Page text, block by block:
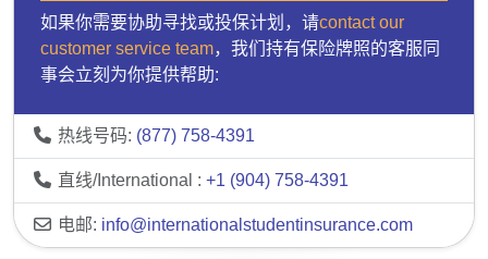
如果你需要协助寻找或投保计划，请contact our
customer service team，我们持有保险牌照的客服同
事会立刻为你提供帮助:
热线号码: (877) 758-4391
直线/International : +1 (904) 758-4391
电邮: info@internationalstudentinsurance.com